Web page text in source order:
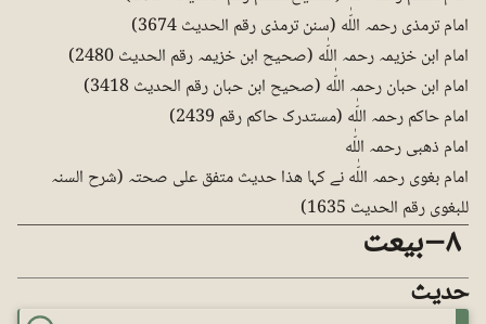
امام ترمذی رحمہ اللّٰه (سنن ترمذی رقم الحدیث 3674)
امام ابن خزیمہ رحمہ اللّٰه (صحیح ابن خزیمہ رقم الحدیث 2480)
امام ابن حبان رحمہ اللّٰه (صحیح ابن حبان رقم الحدیث 3418)
امام حاکم رحمہ اللّٰه (مستدرک حاکم رقم 2439)
امام ذھبی رحمہ اللّٰه
امام بغوی رحمہ اللّٰه نے کہا ھذا حدیث متفق علی صحتہ (شرح السنہ
للبغوی رقم الحدیث 1635)
٨ – بیعت
حدیث